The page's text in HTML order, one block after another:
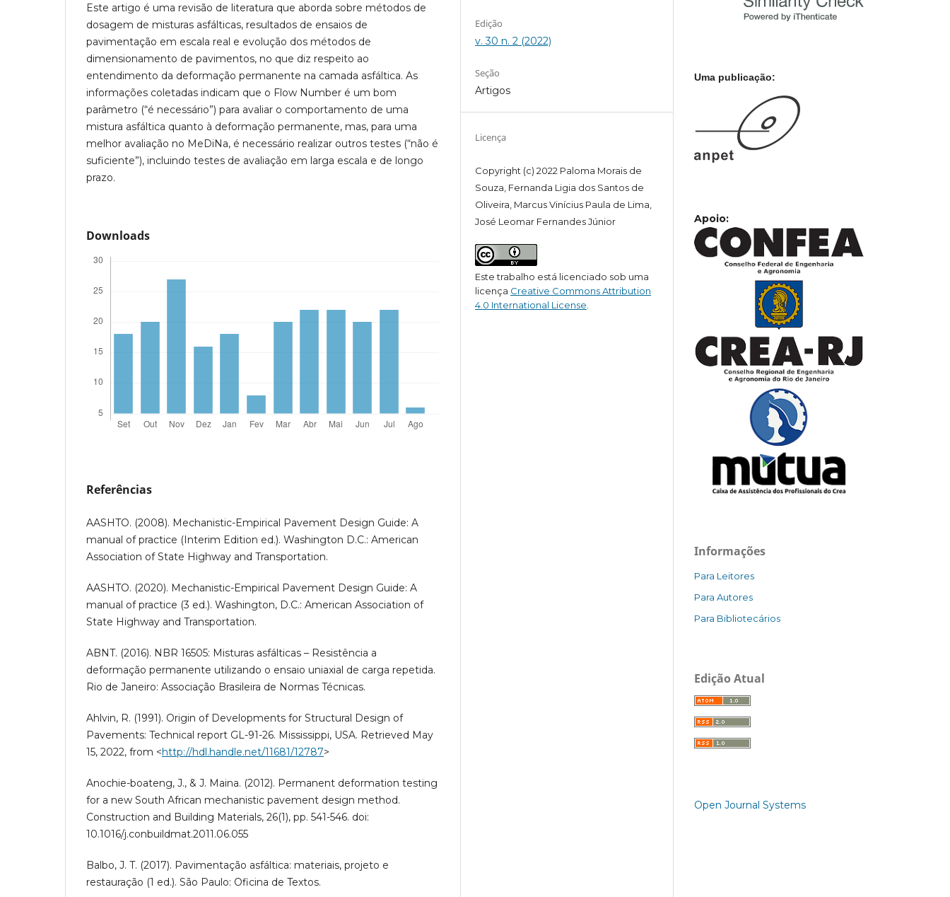
Este artigo é uma revisão de literatura que aborda sobre métodos de
dosagem de misturas asfálticas, resultados de ensaios de
pavimentação em escala real e evolução dos métodos de
dimensionamento de pavimentos, no que diz respeito ao
entendimento da deformação permanente na camada asfáltica. As
informações coletadas indicam que o Flow Number é um bom
parâmetro (“é necessário”) para avaliar o comportamento de uma
mistura asfáltica quanto à deformação permanente, mas, para uma
melhor avaliação no MeDiNa, é necessário realizar outros testes (“não é
suficiente”), incluindo testes de avaliação em larga escala e de longo
prazo.
Downloads
Referências
AASHTO. (2008). Mechanistic-Empirical Pavement Design Guide: A
manual of practice (Interim Edition ed.). Washington D.C.: American
Association of State Highway and Transportation.
AASHTO. (2020). Mechanistic-Empirical Pavement Design Guide: A
manual of practice (3 ed.). Washington, D.C.: American Association of
State Highway and Transportation.
ABNT. (2016). NBR 16505: Misturas asfálticas – Resistência a
deformação permanente utilizando o ensaio uniaxial de carga repetida.
Rio de Janeiro: Associação Brasileira de Normas Técnicas.
Ahlvin, R. (1991). Origin of Developments for Structural Design of
Pavements: Technical report GL-91-26. Mississippi, USA. Retrieved May
15, 2022, from <http://hdl.handle.net/11681/12787>
Anochie-boateng, J., & J. Maina. (2012). Permanent deformation testing
for a new South African mechanistic pavement design method.
Construction and Building Materials, 26(1), pp. 541-546. doi:
10.1016/j.conbuildmat.2011.06.055
Balbo, J. T. (2017). Pavimentação asfáltica: materiais, projeto e
restauração (1 ed.). São Paulo: Oficina de Textos.
Edição
v. 30 n. 2 (2022)
Seção
Artigos
Licença
Copyright (c) 2022 Paloma Morais de
Souza, Fernanda Ligia dos Santos de
Oliveira, Marcus Vinícius Paula de Lima,
José Leomar Fernandes Júnior
Este trabalho está licenciado sob uma
licença Creative Commons Attribution
4.0 International License
Uma publicação:
Apoio:
Informações
Para Leitores
Para Autores
Para Bibliotecários
Edição Atual
Open Journal Systems